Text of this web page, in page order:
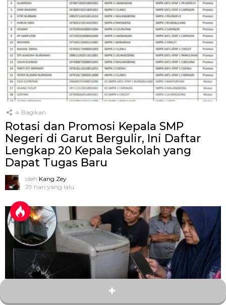
4 Bagikan
Rotasi dan Promosi Kepala SMP
Negeri di Garut Bergulir, Ini Daftar
Lengkap 20 Kepala Sekolah yang
Dapat Tugas Baru
oleh Kang Zey
29 hari yang lalu